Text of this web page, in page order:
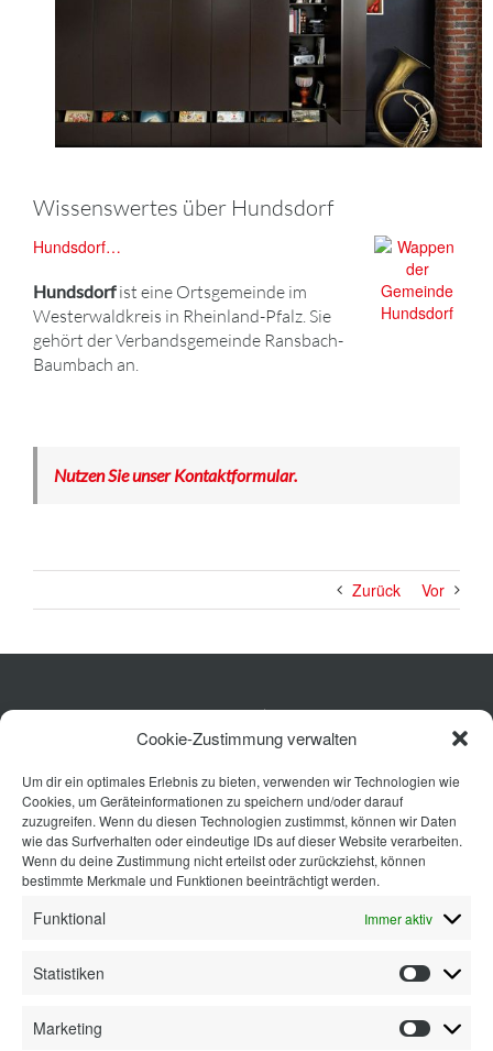
Cookie-Zustimmung verwalten
Um dir ein optimales Erlebnis zu bieten, verwenden wir Technologien wie
Cookies, um Geräteinformationen zu speichern und/oder darauf
zuzugreifen. Wenn du diesen Technologien zustimmst, können wir Daten
wie das Surfverhalten oder eindeutige IDs auf dieser Website verarbeiten.
Wenn du deine Zustimmung nicht erteilst oder zurückziehst, können
bestimmte Merkmale und Funktionen beeinträchtigt werden.
Funktional Immer aktiv
Statistiken
Marketing
Zurück Vor
Wissenswertes über Hundsdorf
Hundsdorf…
Hundsdorfist eine Ortsgemeinde im
Westerwaldkreis in Rheinland-Pfalz. Sie
gehört der Verbandsgemeinde Ransbach-
Baumbach an.
Nutzen Sie unser Kontaktformular.
Küche
Wohnen
Bad
Ausstattung
Planung
Kontakt